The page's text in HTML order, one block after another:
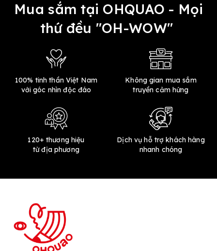
Mua sắm tại OHQUAO - Mọi
thứ đều "OH-WOW"
100% tinh thần Việt Nam
với góc nhìn độc đáo
Không gian mua sắm
truyền cảm hứng
120+ thương hiệu
từ địa phương
Dịch vụ hỗ trợ khách hàng
nhanh chóng